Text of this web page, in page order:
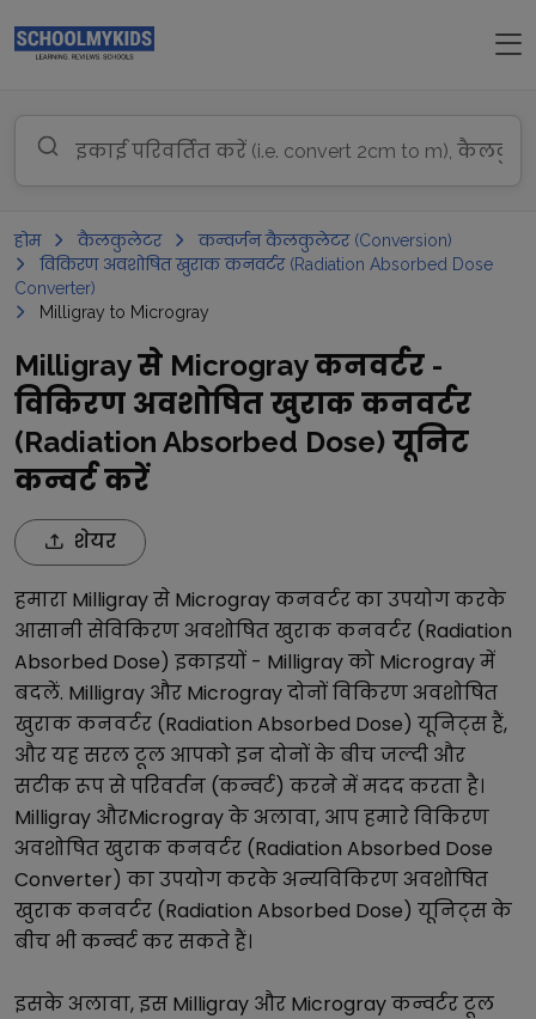
होम कैलकुलेटर
कन्वर्जन कैलकुलेटर (Conversion)
विकिरण अवशोषित खुराक कनवर्टर (Radiation Absorbed Dose
Converter)
Milligray to Microgray
Milligray से Microgray कनवर्टर -
विकिरण अवशोषित खुराक कनवर्टर
(Radiation Absorbed Dose) यूनिट
कन्वर्ट करें
शेयर
हमारा Milligrayसे Micrograyकनवर्टर का उपयोग करके
आसानी सेविकिरण अवशोषित खुराक कनवर्टर (Radiation
Absorbed Dose) इकाइयों - Milligrayको Micrograyमें
बदलें. Milligray और Micrograyदोनोंविकिरण अवशोषित
खुराक कनवर्टर (Radiation Absorbed Dose) यूनिट्स हैं,
और यह सरल टूल आपको इन दोनों के बीच जल्दी और
सटीक रूप से परिवर्तन (कन्वर्ट) करने में मदद करता है।
Milligray औरMicrograyके अलावा, आप हमारेविकिरण
अवशोषित खुराक कनवर्टर (Radiation Absorbed Dose
Converter) का उपयोग करके अन्यविकिरण अवशोषित
खुराक कनवर्टर (Radiation Absorbed Dose) यूनिट्स के
बीच भी कन्वर्ट कर सकते हैं।
इसके अलावा, इस Milligray और Micrograyकन्वर्टर टूल